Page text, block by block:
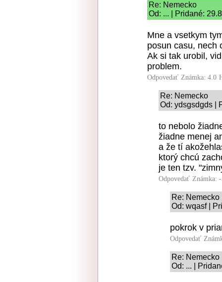
Re: Nemecko
Od: ... | Pridané:
Mne a vsetkym
posun casu, nech
Ak si tak urobil,
problem.
Odpovedať Známka: 4.0
Re: Nemecko
Od: ydsgsdgds |
to nebolo
žiadne menej
a že tí
ktorý chcú
je ten tzv.
Odpovedať Známka:
Re: Nemecko
Od: wqasf |
pokrok v
Odpovedať
Re: Nemecko
Od: ... |